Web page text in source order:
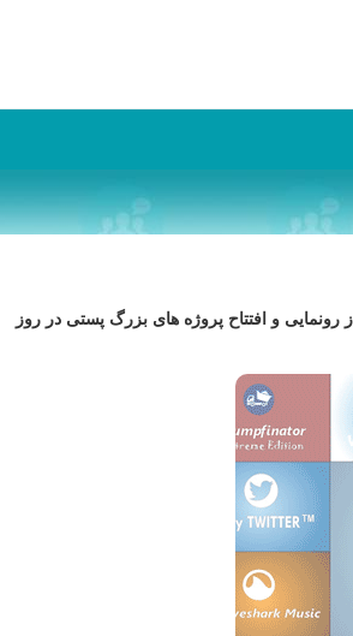
و افتتاح پروژه های بزرگ پستی در روز